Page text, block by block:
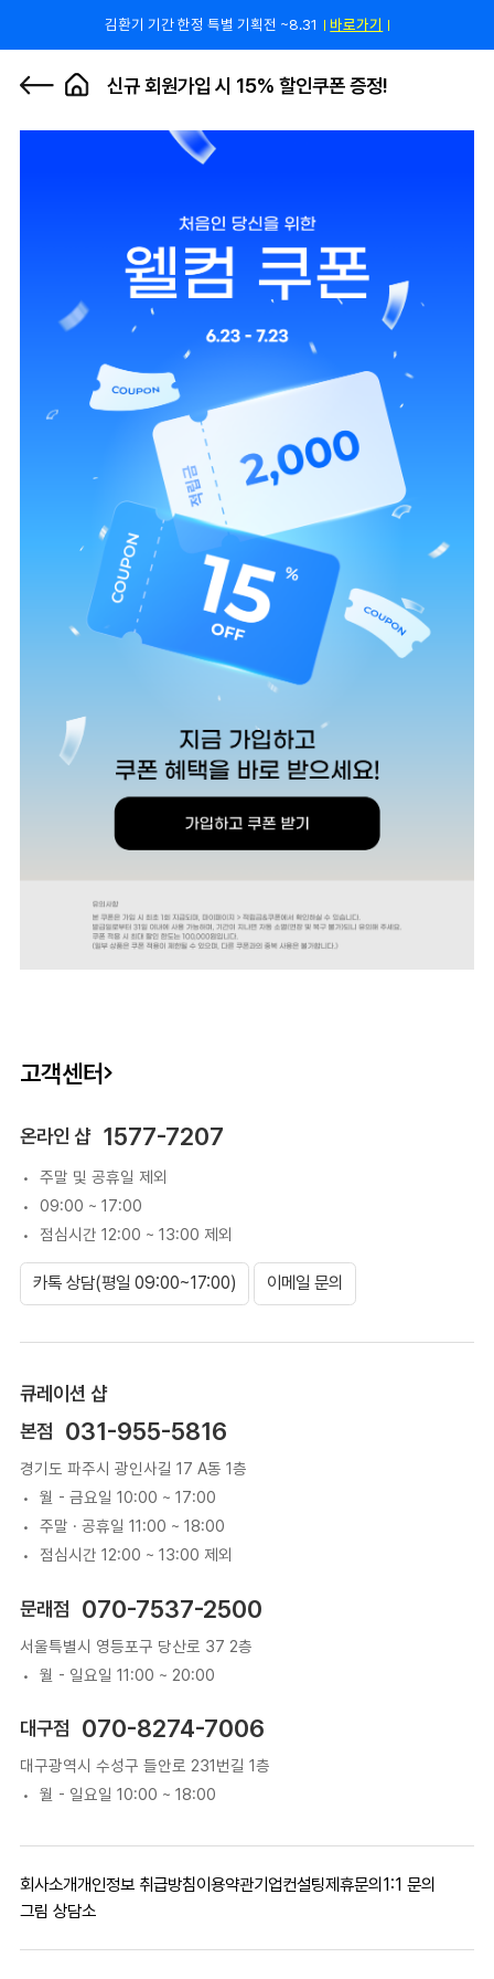
김환기 기간 한정 특별 기획전 ~8.31 바로가기
쿠폰 줄게, 친구 하자! 카카오톡 친구 추가하고 할인 쿠폰 받자!
신규 회원가입 시 15% 할인쿠폰 증정!
고객센터
온라인 샵 1577-7207
주말 및 공휴일 제외
09:00 ~ 17:00
점심시간 12:00 ~ 13:00 제외
카톡 상담(평일 09:00~17:00) 이메일 문의
큐레이션 샵
본점
031-955-5816
경기도 파주시 광인사길 17 A동 1층
월 - 금요일 10:00 ~ 17:00
주말 · 공휴일 11:00 ~ 18:00
점심시간 12:00 ~ 13:00 제외
문래점 070-7537-2500
서울특별시 영등포구 당산로 37 2층
월 - 일요일 11:00 ~ 20:00
대구점 070-8274-7006
대구광역시 수성구 들안로 231번길 1층
월 - 일요일 10:00 ~ 18:00
회사소개개인정보 취급방침이용약관기업컨설팅제휴문의1:1 문의
그림 상담소